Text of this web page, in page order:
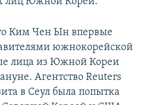
Ким Чен Ын впервые
южнокорейской
лица из Южной Кореи
Агентство Reuters
в Сеул была попытка